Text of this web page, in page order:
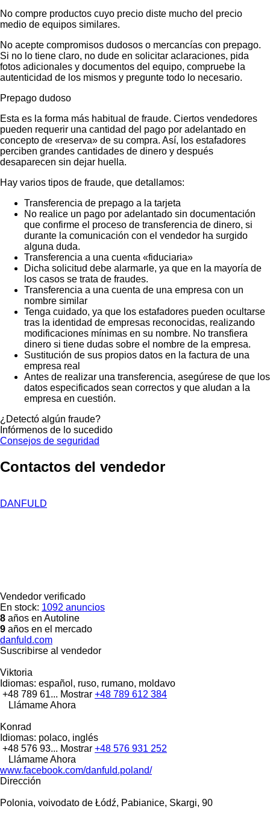
No compre productos cuyo precio diste mucho del precio
medio de equipos similares.
No acepte compromisos dudosos o mercancías con prepago.
Si no lo tiene claro, no dude en solicitar aclaraciones, pida
fotos adicionales y documentos del equipo, compruebe la
autenticidad de los mismos y pregunte todo lo necesario.
Prepago dudoso
Esta es la forma más habitual de fraude. Ciertos vendedores
pueden requerir una cantidad del pago por adelantado en
concepto de «reserva» de su compra. Así, los estafadores
perciben grandes cantidades de dinero y después
desaparecen sin dejar huella.
Hay varios tipos de fraude, que detallamos:
Transferencia de prepago a la tarjeta
No realice un pago por adelantado sin documentación
que confirme el proceso de transferencia de dinero, si
durante la comunicación con el vendedor ha surgido
alguna duda.
Transferencia a una cuenta «fiduciaria»
Dicha solicitud debe alarmarle, ya que en la mayoría de
los casos se trata de fraudes.
Transferencia a una cuenta de una empresa con un
nombre similar
Tenga cuidado, ya que los estafadores pueden ocultarse
tras la identidad de empresas reconocidas, realizando
modificaciones mínimas en su nombre. No transfiera
dinero si tiene dudas sobre el nombre de la empresa.
Sustitución de sus propios datos en la factura de una
empresa real
Antes de realizar una transferencia, asegúrese de que los
datos especificados sean correctos y que aludan a la
empresa en cuestión.
¿Detectó algún fraude?
Infórmenos de lo sucedido
Consejos de seguridad
Contactos del vendedor
DANFULD
Vendedor verificado
En stock: 1092 anuncios
8 años en Autoline
9 años en el mercado
danfuld.com
Suscribirse al vendedor
Viktoria
Idiomas: español, ruso, rumano, moldavo
+48 789 61... Mostrar +48 789 612 384
Llámame Ahora
Konrad
Idiomas: polaco, inglés
+48 576 93... Mostrar +48 576 931 252
Llámame Ahora
www.facebook.com/danfuld.poland/
Dirección
Polonia, voivodato de Łódź, Pabianice, Skargi, 90